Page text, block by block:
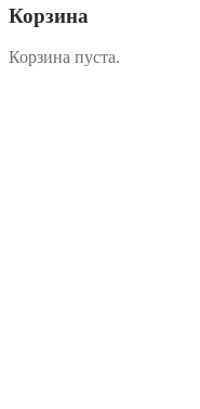
Корзина
Корзина пуста.